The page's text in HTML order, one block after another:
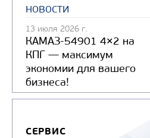
новости
13 июля 2026 г.
КАМАЗ-54901 4×2 на
КПГ — максимум
экономии для вашего
бизнеса!
СЕРВИС